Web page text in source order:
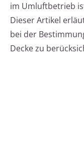
im Umluftbetrieb
Dieser Artikel
bei der
Decke zu